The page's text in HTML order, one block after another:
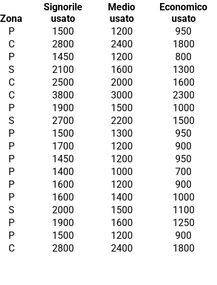
Zona
Signorile
usato
Medio
usato
Economico
usato
P 1500 1200 950
C 2800 2400 1800
P 1450 1200 800
S 2100 1600 1300
C 2500 2000 1600
C 3800 3000 2300
P 1900 1500 1000
S 2700 2200 1500
P 1500 1300 950
P 1700 1200 900
P 1450 1200 950
P 1400 1000 700
P 1600 1200 900
P 1600 1400 1000
S 2000 1500 1100
P 1900 1600 1250
P 1500 1200 900
C 2800 2400 1800